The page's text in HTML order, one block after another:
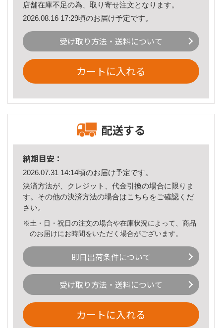
店舗在庫不足の為、取り寄せ注文となります。
2026.08.16 17:29頃のお届け予定です。
受け取り方法・送料について
カートに入れる
配送する
納期目安：
2026.07.31 14:14頃のお届け予定です。
決済方法が、クレジット、代金引換の場合に限りま
す。その他の決済方法の場合はこちら をご確認くだ
さい。
※土・日・祝日の注文の場合や在庫状況によって、商品
のお届けにお時間をいただく場合がございます。
即日出荷条件について
受け取り方法・送料について
カートに入れる